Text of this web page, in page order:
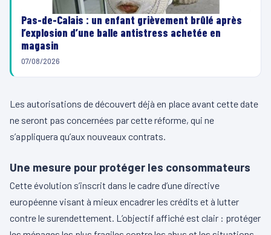
Pas-de-Calais : un enfant grièvement brûlé après
l’explosion d’une balle antistress achetée en
magasin
07/08/2026
Les autorisations de découvert déjà en place avant cette date
ne seront pas concernées par cette réforme, qui ne
s’appliquera qu’aux nouveaux contrats.
Une mesure pour protéger les consommateurs
Cette évolution s’inscrit dans le cadre d’une directive
européenne visant à mieux encadrer les crédits et à lutter
contre le surendettement. L’objectif affiché est clair : protéger